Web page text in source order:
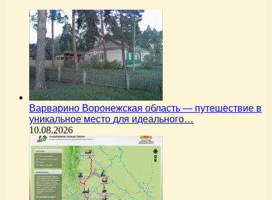
Варварино Воронежская область — путешествие в
уникальное место для идеального…
10.08.2026